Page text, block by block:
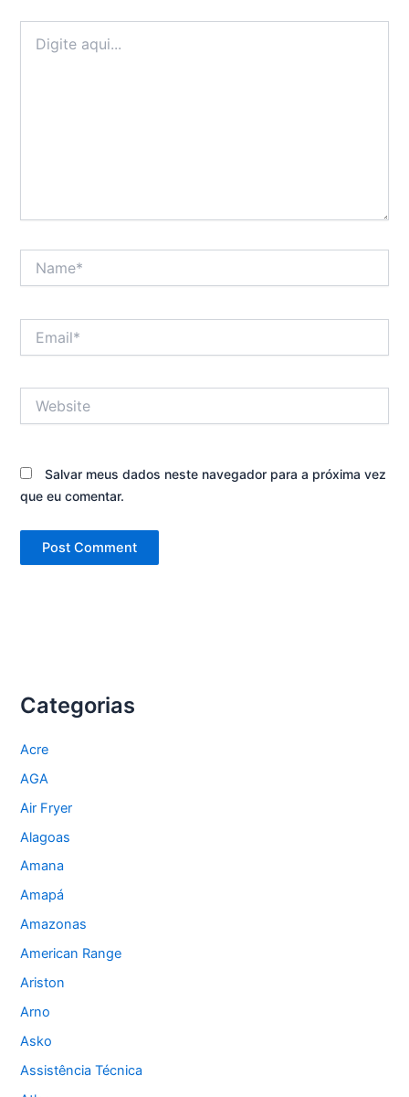
aqui...
Salvar meus dados neste navegador para a próxima vez
que eu comentar.
Categorias
Acre
AGA
Air Fryer
Alagoas
Amana
Amapá
Amazonas
American Range
Ariston
Arno
Asko
Assistência Técnica